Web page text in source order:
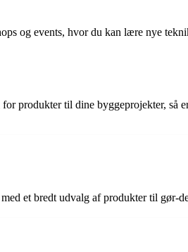
og events, hvor du kan lære nye
produkter til dine byggeprojekter,
et bredt udvalg af produkter til gør-